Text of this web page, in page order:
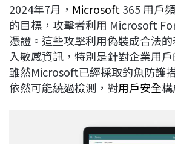
b
o
o
k
a
d
s
e
d
I
n
L
i
n
k
2024年7月， Microsoft 365 用戶
的目標，攻擊者利用 Microsoft
憑證。這些攻擊利用偽裝成合法
入敏感資訊，特別是針對企業用
雖然Microsoft已經採取釣魚防護
依然可能繞過檢測，對用戶安全